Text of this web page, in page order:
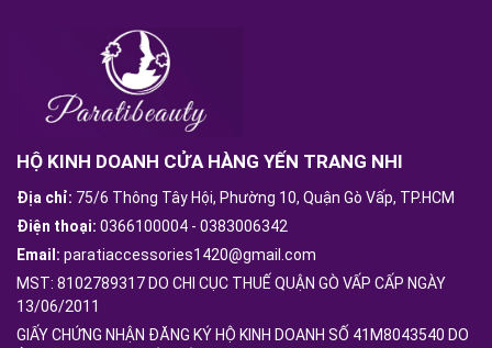
HỘ KINH DOANH CỬA HÀNG YẾN TRANG NHI
Địa chỉ: 75/6 Thông Tây Hội, Phường 10, Quận Gò Vấp, TP.HCM
Điện thoại: 0366100004 - 0383006342
Email: paratiaccessories1420@gmail.com
MST: 8102789317 DO CHI CỤC THUẾ QUẬN GÒ VẤP CẤP NGÀY
13/06/2011
GIẤY CHỨNG NHẬN ĐĂNG KÝ HỘ KINH DOANH SỐ 41M8043540 DO